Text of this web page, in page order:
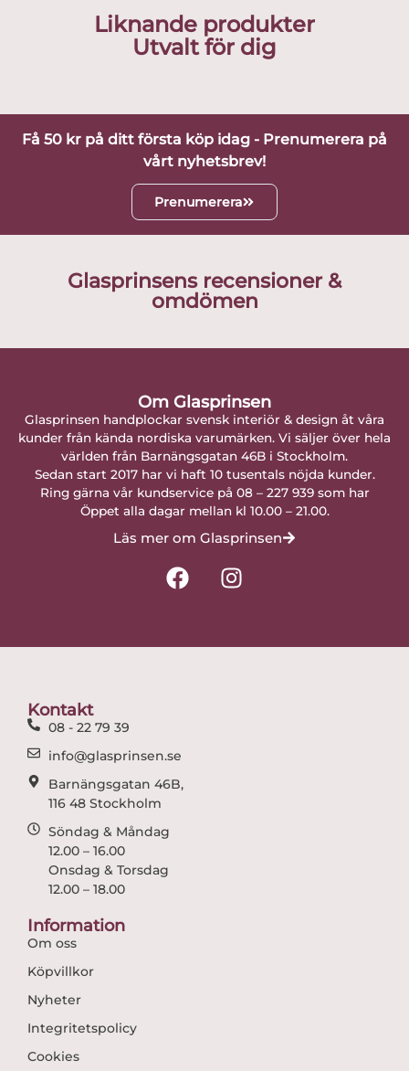
Liknande produkter
Utvalt för dig
Få 50 kr på ditt första köp idag - Prenumerera på
vårt nyhetsbrev!
Prenumerera
Glasprinsens recensioner &
omdömen
Om Glasprinsen
Glasprinsen handplockar svensk interiör & design åt våra
kunder från kända nordiska varumärken. Vi säljer över hela
världen från Barnängsgatan 46B i Stockholm.
Sedan start 2017 har vi haft 10 tusentals nöjda kunder.
Ring gärna vår kundservice på 08 – 227 939 som har
Öppet alla dagar mellan kl 10.00 – 21.00.
Läs mer om Glasprinsen
F
a
I
n
Kontakt
08 - 22 79 39
info@glasprinsen.se
Barnängsgatan 46B,
116 48 Stockholm
Söndag & Måndag
12.00 – 16.00
Onsdag & Torsdag
12.00 – 18.00
Information
Om oss
Köpvillkor
Nyheter
Integritetspolicy
Cookies